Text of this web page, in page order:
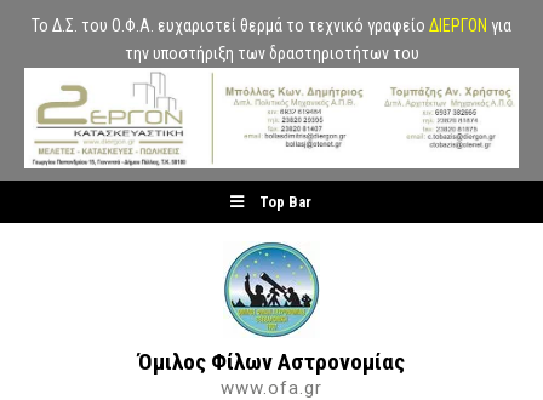
Το Δ.Σ. του Ο.Φ.Α. ευχαριστεί θερμά το τεχνικό γραφείο ΔΙΕΡΓΟΝ για
την υποστήριξη των δραστηριοτήτων του
to
Top Bar
Όμιλος Φίλων Αστρονομίας
www.ofa.gr